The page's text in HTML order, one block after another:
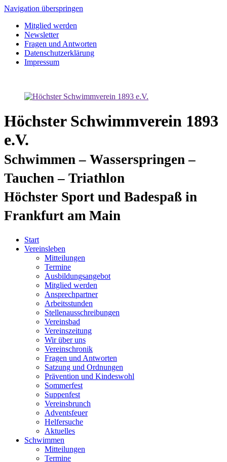
Navigation überspringen
Mitglied werden
Newsletter
Fragen und Antworten
Datenschutzerklärung
Impressum
Höchster Schwimmverein 1893
e.V.
Schwimmen – Wasserspringen –
Tauchen – Triathlon
Höchster Sport und Badespaß in
Frankfurt am Main
Start
Vereinsleben
Mitteilungen
Termine
Ausbildungsangebot
Mitglied werden
Ansprechpartner
Arbeitsstunden
Stellenausschreibungen
Vereinsbad
Vereinszeitung
Wir über uns
Vereinschronik
Fragen und Antworten
Satzung und Ordnungen
Prävention und Kindeswohl
Sommerfest
Suppenfest
Vereinsbrunch
Adventsfeuer
Helfersuche
Aktuelles
Schwimmen
Mitteilungen
Termine